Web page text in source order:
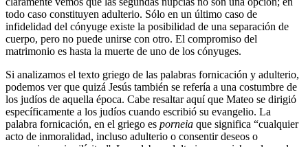
todo caso constituyen adulterio. Sólo en un último caso de
infidelidad del cónyuge existe la posibilidad de una separación de
cuerpo, pero no puede unirse con otro. El compromiso del
matrimonio es hasta la muerte de uno de los cónyuges.
Si analizamos el texto griego de las palabras fornicación y adulterio,
podemos ver que quizá Jesús también se refería a una costumbre de
los judíos de aquella época. Cabe resaltar aquí que Mateo se dirigió
específicamente a los judíos cuando escribió su evangelio. La
palabra fornicación, en el griego es porneia que significa “cualquier
acto de inmoralidad, incluso adulterio o consentir deseos o